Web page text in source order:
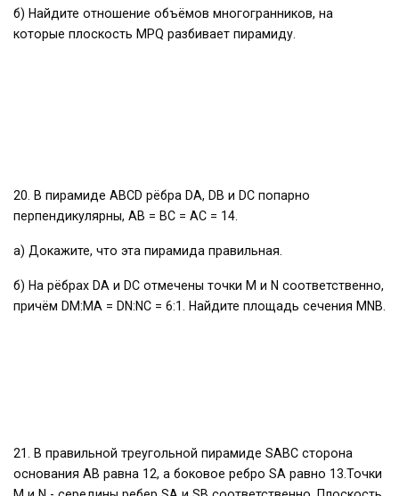
б) Найдите отношение объёмов многогранников, на
которые плоскость MPQ разбивает пирамиду.
20. В пирамиде ABCD рёбра DA, DB и DC попарно
перпендикулярны, AB = BC = AC = 14.
а) Докажите, что эта пирамида правильная.
б) На рёбрах DA и DC отмечены точки M и N соответственно,
причём DM:MA = DN:NC = 6:1. Найдите площадь сечения MNB.
21. В правильной треугольной пирамиде SABC сторона
основания AB равна 12, а боковое ребро SA равно 13.Точки